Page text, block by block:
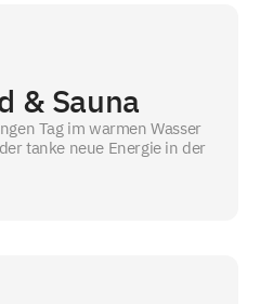
& Sauna
Tag im warmen Wasser
tanke neue Energie in der